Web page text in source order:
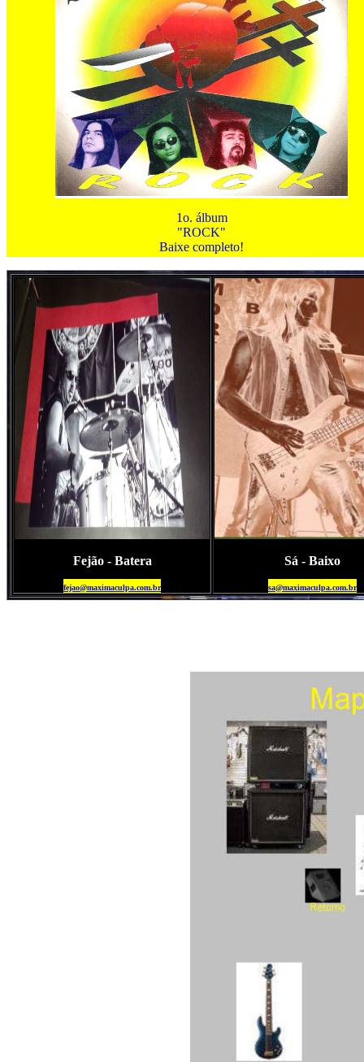
1o. álbum
"ROCK"
Baixe completo!
Fejão - Batera
fejao@maximaculpa.com.br
Sá - Baixo
sa@maximaculpa.com.br